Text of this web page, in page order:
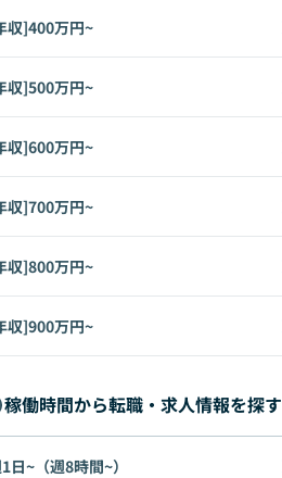
収]400万円~
収]500万円~
収]600万円~
収]700万円~
収]800万円~
収]900万円~
稼働時間から転職・求人情報を探す
日~（週8時間~）